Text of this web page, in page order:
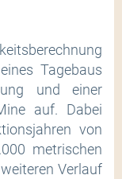
Tagebaus
und einer
auf. Dabei
von
metrischen
Verlauf